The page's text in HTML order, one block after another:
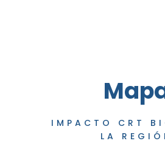
IMPACTO CRT
LA